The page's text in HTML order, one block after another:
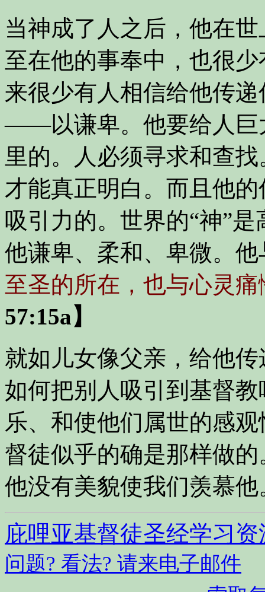
当神成了人之后，他在
至在他的事奉中，也很
来很少有人相信给他传
——以谦卑。他要给人巨
里的。人必须寻求和查
才能真正明白。而且他
吸引力的。世界的“神”
他谦卑、柔和、卑微。
至圣的所在，也与心灵
57:15a】
就如儿女像父亲，给他
如何把别人吸引到基督
乐、和使他们属世的感
督徒似乎的确是那样做
他没有美貌使我们羡慕他
庇哩亚基督徒圣经学习资
问题? 看法? 请来电子邮件